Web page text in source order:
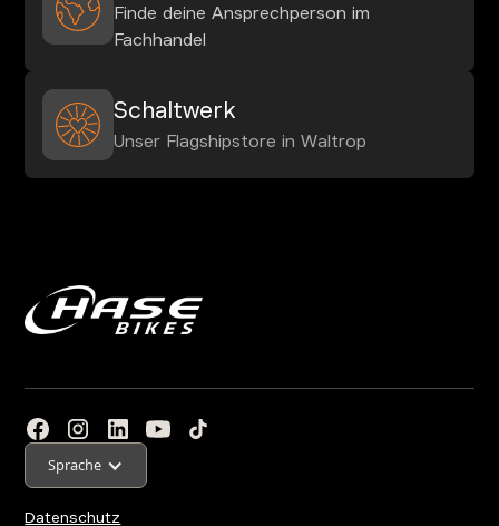
Finde deine Ansprechperson im
Fachhandel
Schaltwerk
Unser Flagshipstore in Waltrop
Sprache
Datenschutz